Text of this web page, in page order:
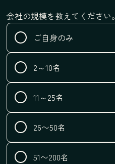
会社の規模を教えてください。
ご自身のみ
2～10名
11～25名
26〜50名
51〜200名